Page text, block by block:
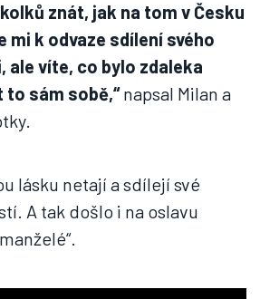
znát, jak na tom v Česku
mi k odvaze sdílení svého
ale víte, co bylo zdaleka
sám sobě,“napsal Milan a
lásku netají a sdílejí své
A tak došlo i na oslavu